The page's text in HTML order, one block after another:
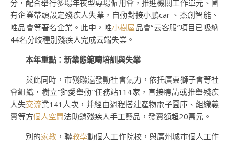
分，配合舉行多場年夜型專場僱用會，推進機關工作單元、國
有企業帶頭設定殘疾人失業，自動對接小鵬car 、杰創智能、
唯品會等著名企業。此中，唯小樹屋品會“云客服”項目已吸納
44名分歧種別殘疾人完成云端失業。
本年重點：新業態範疇培訓與失業
與此同時，市殘聯還發動社會氣力，依托廣東獅子會等社
會組織，樹立“獅愛舉動”任務站114家，直接聘請或推舉殘疾
人失交流業141人次，并經由過程搭建產物電子圖庫、組織義
賣等方個人空間法助銷殘疾人手工藝品，發賣額超20萬元。
別的家教 ，聯教學動個人工作院校，與廣州城市個人工作